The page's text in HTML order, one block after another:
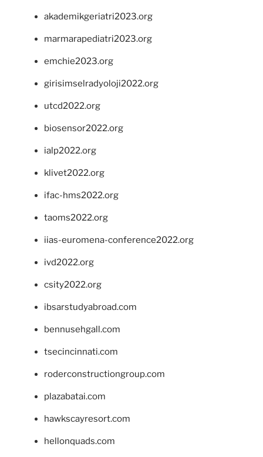
akademikgeriatri2023.org
marmarapediatri2023.org
emchie2023.org
girisimselradyoloji2022.org
utcd2022.org
biosensor2022.org
ialp2022.org
klivet2022.org
ifac-hms2022.org
taoms2022.org
iias-euromena-conference2022.org
ivd2022.org
csity2022.org
ibsarstudyabroad.com
bennusehgall.com
tsecincinnati.com
roderconstructiongroup.com
plazabatai.com
hawkscayresort.com
hellonquads.com